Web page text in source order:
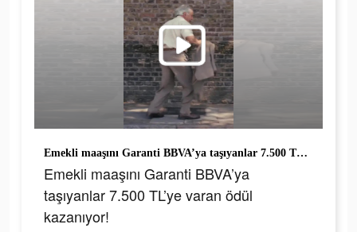
Emekli maaşını Garanti BBVA’ya taşıyanlar 7.500 TL’ye varan ödül kazanıyor!
Emekli maaşını Garanti BBVA’ya
taşıyanlar 7.500 TL’ye varan ödül
kazanıyor!